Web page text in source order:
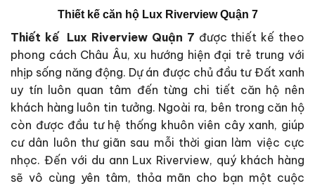
Thiết kế căn hộ Lux Riverview Quận 7
Thiết kế Lux Riverview Quận 7 được thiết kế theo
phong cách Châu Âu, xu hướng hiện đại trẻ trung với
nhịp sống năng động. Dự án được chủ đầu tư Đất xanh
uy tín luôn quan tâm đến từng chi tiết căn hộ nên
khách hàng luôn tin tưởng. Ngoài ra, bên trong căn hộ
còn được đầu tư hệ thống khuôn viên cây xanh, giúp
cư dân luôn thư giãn sau mỗi thời gian làm việc cực
nhọc. Đến với du ann Lux Riverview, quý khách hàng
sẽ vô cùng yên tâm, thỏa mãn cho bạn một cuộc